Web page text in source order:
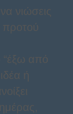
νιώσεις
προτού
“έξω από
ή